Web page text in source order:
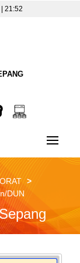
21:52
DUN